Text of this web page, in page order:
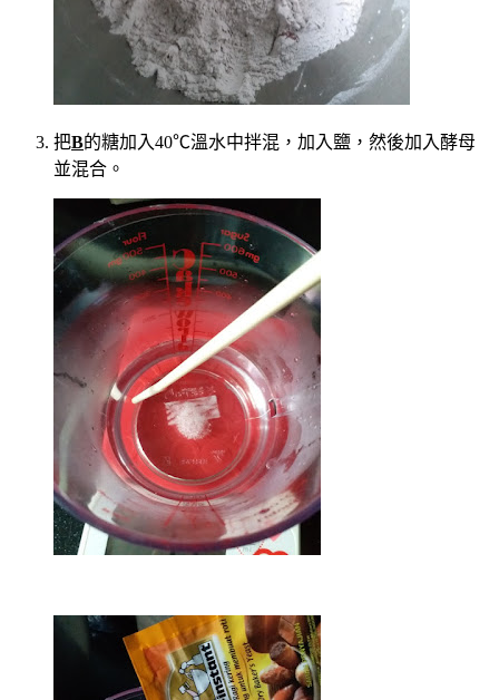
把B的糖加入40℃溫水中拌混，加入鹽，然後加入酵母
並混合。